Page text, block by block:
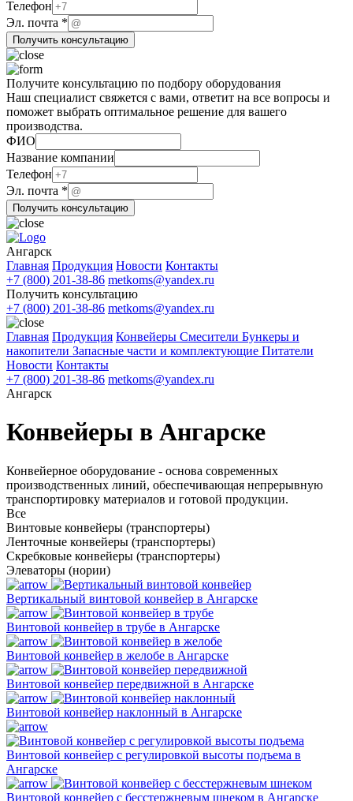
Название
почта
Телефон
Телефон
Эл. почта *
Получить консультацию
Получите консультацию по подбору оборудования
Наш специалист свяжется с вами, ответит на все вопросы и
поможет выбрать оптимальное решение для вашего
производства.
компании
ФИО
почта
ФИО
Название компании
Телефон
Эл. почта *
Получить консультацию
Ангарск
Главная Продукция Новости Контакты
+7 (800) 201-38-86 metkoms@yandex.ru
Получить консультацию
+7 (800) 201-38-86 metkoms@yandex.ru
Главная Продукция Конвейеры Смесители Бункеры и
накопители Запасные части и комплектующие Питатели
Новости Контакты
+7 (800) 201-38-86 metkoms@yandex.ru
Ангарск
Конвейеры в Ангарске
Конвейерное оборудование - основа современных
производственных линий, обеспечивающая непрерывную
транспортировку материалов и готовой продукции.
Все
Винтовые конвейеры (транспортеры)
Ленточные конвейеры (транспортеры)
Скребковые конвейеры (транспортеры)
Элеваторы (нории)
Вертикальный винтовой конвейер в Ангарске
Винтовой конвейер в трубе в Ангарске
Винтовой конвейер в желобе в Ангарске
Винтовой конвейер передвижной в Ангарске
Винтовой конвейер наклонный в Ангарске
Винтовой конвейер с регулировкой высоты подъема в
Ангарске
Винтовой конвейер с бесстержневым шнеком в Ангарске